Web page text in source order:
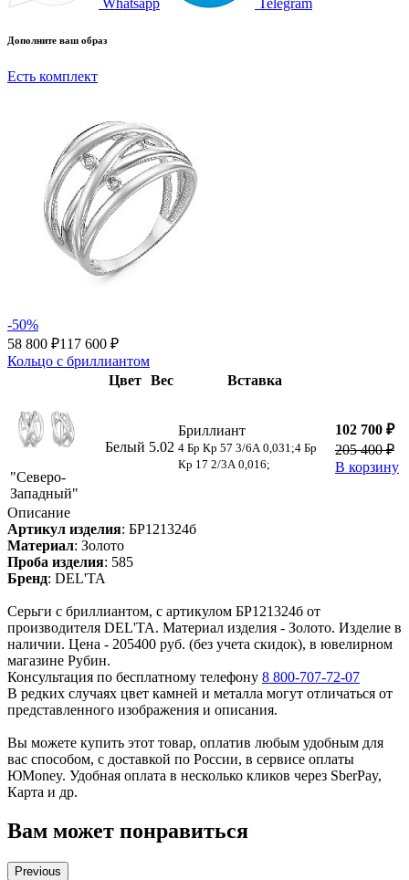
Whatsapp Telegram
Дополните ваш образ
Есть комплект
-50%
58 800 ₽117 600 ₽
Кольцо с бриллиантом
Цвет Вес Вставка
"Северо-
Западный"
Белый 5.02
Бриллиант
4 Бр Кр 57 3/6А 0,031;4 Бр
Кр 17 2/3А 0,016;
102 700 ₽
205 400 ₽
В корзину
Описание
Артикул изделия: БР121324б
Материал: Золото
Проба изделия: 585
Бренд: DEL'TA
Серьги с бриллиантом, с артикулом БР121324б от
производителя DEL'TA. Материал изделия - Золото. Изделие в
наличии. Цена - 205400 руб. (без учета скидок), в ювелирном
магазине Рубин.
Консультация по бесплатному телефону 8 800-707-72-07
В редких случаях цвет камней и металла могут отличаться от
представленного изображения и описания.
Вы можете купить этот товар, оплатив любым удобным для
вас способом, с доставкой по России, в сервисе оплаты
ЮMoney. Удобная оплата в несколько кликов через SberPay,
Карта и др.
Вам может понравиться
Previous